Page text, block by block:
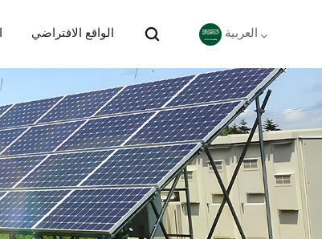
الواقع الافتراضي العربية
English
Deutsch
español
português